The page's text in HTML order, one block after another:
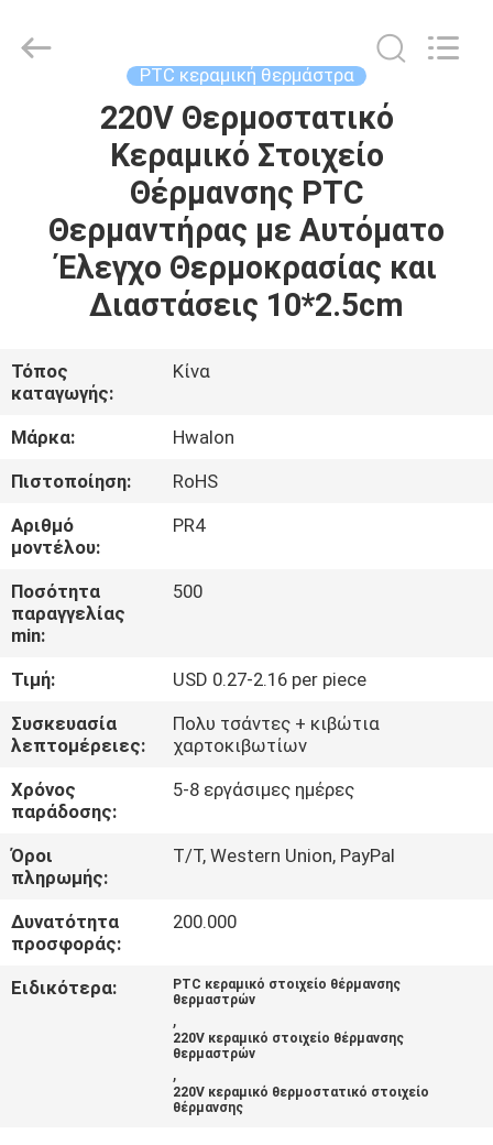
ΠΡΟΪΌΝΤΑ
ΣΧΕΤΙΚΆ
ΕΠΙΣΚΈΨΕΙΣ
ΣΤΟ
ΕΡΓΟΣΤΆΣΙΟ
ΈΛΕΓΧΟΣ
ΠΟΙΌΤΗΤΑΣ
ΜΑΖΊ
ΜΑΣ
ΕΙΔΉΣΕΙΣ
ΖΗΤΉΣΤΕ
ΜΙΑ
ΠΡΟΣΦΟΡΆ
ΜΥΣΤΙΚΌΤΗΤΑΣ
PTC κεραμική θερμάστρα
220V Θερμοστατικό
Κεραμικό Στοιχείο
Θέρμανσης PTC
Θερμαντήρας με Αυτόματο
Έλεγχο Θερμοκρασίας και
Διαστάσεις 10*2.5cm
Τόπος
καταγωγής:
Κίνα
Μάρκα:
Hwalon
Πιστοποίηση:
RoHS
Αριθμό
μοντέλου:
PR4
Ποσότητα
παραγγελίας
min:
500
Τιμή:
USD 0.27-2.16 per piece
Συσκευασία
λεπτομέρειες:
Πολυ τσάντες + κιβώτια
χαρτοκιβωτίων
Χρόνος
παράδοσης:
5-8 εργάσιμες ημέρες
Όροι
πληρωμής:
T/T, Western Union, PayPal
Δυνατότητα
προσφοράς:
200.000
Ειδικότερα:
PTC κεραμικό στοιχείο θέρμανσης
θερμαστρών
,
220V κεραμικό στοιχείο θέρμανσης
θερμαστρών
,
220V κεραμικό θερμοστατικό στοιχείο
θέρμανσης